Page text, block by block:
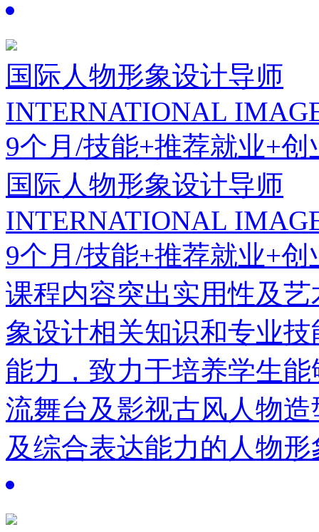
国际人物形象设计导师
INTERNATIONAL
9个月/技能+推荐就业+创
国际人物形象设计导师
INTERNATIONAL
9个月/技能+推荐就业+创
课程内容突出实用性及
象设计相关知识和专业
能力，致力于培养学生
流舞台及影视古风人物
及综合表达能力的人物